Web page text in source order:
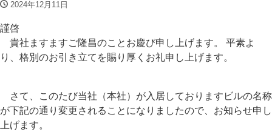
2024年12月11日
謹啓
貴社ますますご隆昌のことお慶び申し上げます。 平素よ
り、格別のお引き立てを賜り厚くお礼申し上げます。
さて、このたび当社（本社）が入居しておりますビルの名称
が下記の通り変更されることになりましたので、お知らせ申し
上げます。